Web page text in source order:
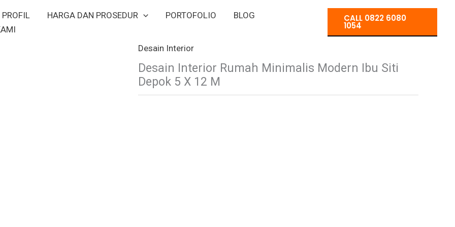
PROFIL HARGA DAN PROSEDUR PORTOFOLIO
BLOG
CALL 0822 6080
1054
Desain Interior
Desain Interior Rumah Minimalis Modern Ibu Siti
Depok 5 X 12 M